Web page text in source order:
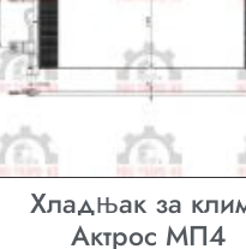
Хладњак за
Актрос МП4